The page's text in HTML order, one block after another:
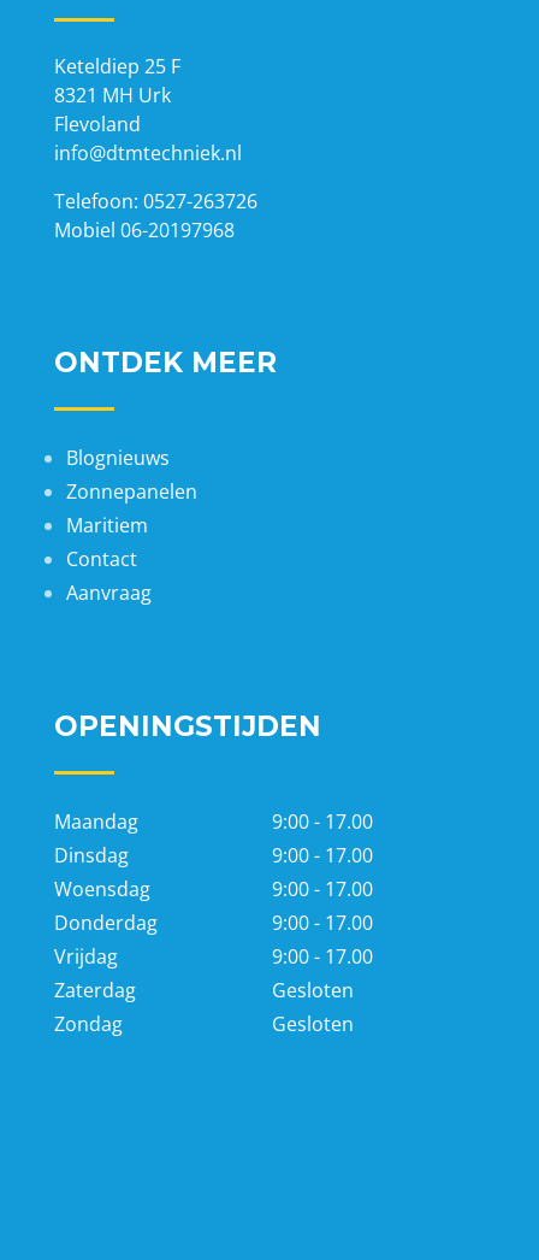
Keteldiep 25 F
8321 MH Urk
Flevoland
info@dtmtechniek.nl
Telefoon: 0527-263726
Mobiel 06-20197968
ONTDEK MEER
Blognieuws
Zonnepanelen
Maritiem
Contact
Aanvraag
OPENINGSTIJDEN
Maandag
9:00 - 17.00
Dinsdag
9:00 - 17.00
Woensdag
9:00 - 17.00
Donderdag
9:00 - 17.00
Vrijdag
9:00 - 17.00
Zaterdag
Gesloten
Zondag
Gesloten